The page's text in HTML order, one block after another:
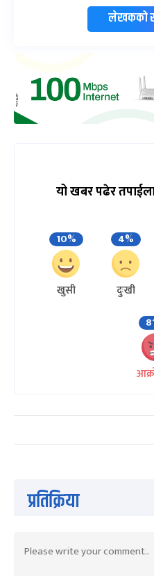
लेखकको
यो खबर पढेर
10%
खुसी
4%
दुःखी
प्रतिक्रिया